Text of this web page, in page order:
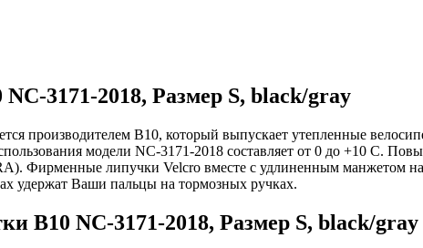
3171-2018, Размер S, black/gray
производителем B10, который выпускает утепленные
модели NC-3171-2018 составляет от 0 до +10 C.
Фирменные липучки Velcro вместе с удлиненным манжетом
удержат Ваши пальцы на тормозных ручках.
B10 NC-3171-2018, Размер S, black/gray